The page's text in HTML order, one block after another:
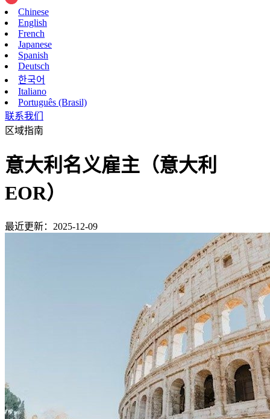
Chinese
English
French
Japanese
Spanish
Deutsch
한국어
Italiano
Português (Brasil)
联系我们
区域指南
意大利名义雇主（意大利
EOR）
最近更新：2025-12-09